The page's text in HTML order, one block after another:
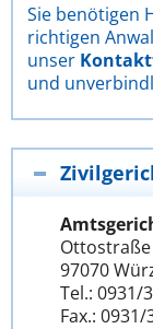
Sie benötigen
richtigen
unser
und
97070
Tel.: 0931/
Fax.: